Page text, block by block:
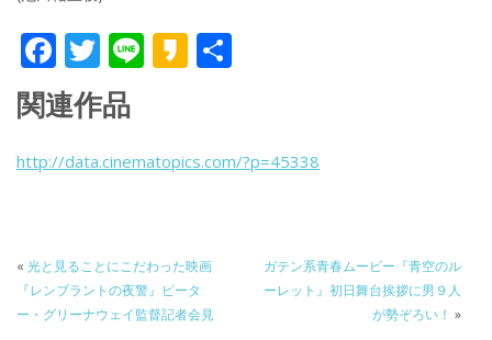
F
ac
e
b
k
T
w
itt
er
Li K
a
関連作品
http://data.cinematopics.com/?p=45338
« 光と見ることにこだわった映画
『レンブラントの夜警』ピータ
ー・グリーナウェイ監督記者会見
ガテン系青春ムービー『青空のル
ーレット』初日舞台挨拶に男９人
が勢ぞろい！ »